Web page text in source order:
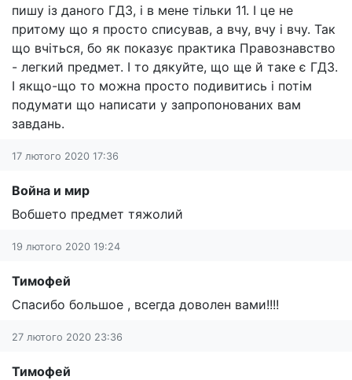
пишу із даного ГДЗ, і в мене тільки 11. І це не
притому що я просто списував, а вчу, вчу і вчу. Так
що вчіться, бо як показує практика Правознавство
- легкий предмет. І то дякуйте, що ще й таке є ГДЗ.
І якщо-що то можна просто подивитись і потім
подумати що написати у запропонованих вам
завдань.
17 лютого 2020 17:36
Война и мир
Вобшето предмет тяжолий
19 лютого 2020 19:24
Тимофей
Спасибо большое , всегда доволен вами!!!!
27 лютого 2020 23:36
Тимофей